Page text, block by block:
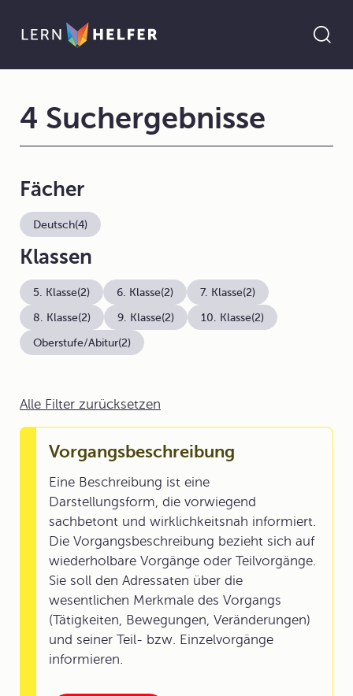
Alle Filter zurücksetzen
Vorgangsbeschreibung
Eine Beschreibung ist eine
Darstellungsform, die vorwiegend
sachbetont und wirklichkeitsnah informiert.
Die Vorgangsbeschreibung bezieht sich auf
wiederholbare Vorgänge oder Teilvorgänge.
Sie soll den Adressaten über die
wesentlichen Merkmale des Vorgangs
(Tätigkeiten, Bewegungen, Veränderungen)
und seiner Teil- bzw. Einzelvorgänge
informieren.
4 Suchergebnisse
Fächer
Deutsch(4)
Klassen
5. Klasse(2) 6. Klasse(2) 7. Klasse(2)
8. Klasse(2) 9. Klasse(2) 10. Klasse(2)
Oberstufe/Abitur(2)